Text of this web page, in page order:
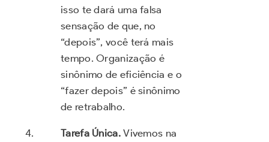
isso te dará uma falsa
sensação de que, no
“depois”, você terá mais
tempo. Organização é
sinônimo de eficiência e o
“fazer depois” é sinônimo
de retrabalho.
Tarefa Única.Vivemos na